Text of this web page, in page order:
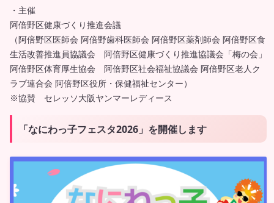
・主催
阿倍野区健康づくり推進会議
（阿倍野区医師会 阿倍野歯科医師会 阿倍野区薬剤師会 阿倍野区食
生活改善推進員協議会 阿倍野区健康づくり推進協議会「梅の会」
阿倍野区体育厚生協会 阿倍野区社会福祉協議会 阿倍野区老人ク
ラブ連合会 阿倍野区役所・保健福祉センター）
※協賛 セレッソ大阪ヤンマーレディース
「なにわっ子フェスタ2026」を開催します